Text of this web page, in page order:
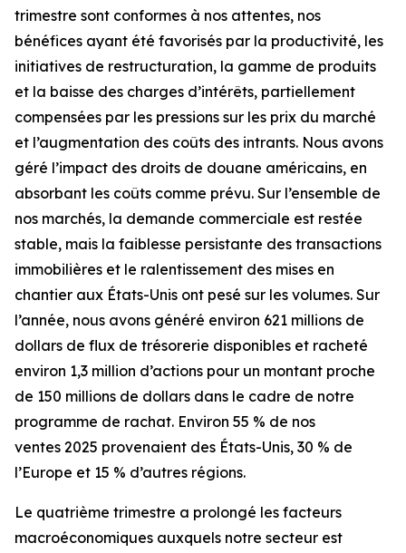
trimestre sont conformes à nos attentes, nos
bénéfices ayant été favorisés par la productivité, les
initiatives de restructuration, la gamme de produits
et la baisse des charges d’intérêts, partiellement
compensées par les pressions sur les prix du marché
et l’augmentation des coûts des intrants. Nous avons
géré l’impact des droits de douane américains, en
absorbant les coûts comme prévu. Sur l’ensemble de
nos marchés, la demande commerciale est restée
stable, mais la faiblesse persistante des transactions
immobilières et le ralentissement des mises en
chantier aux États-Unis ont pesé sur les volumes. Sur
l’année, nous avons généré environ 621 millions de
dollars de flux de trésorerie disponibles et racheté
environ 1,3 million d’actions pour un montant proche
de 150 millions de dollars dans le cadre de notre
programme de rachat. Environ 55 % de nos
ventes 2025 provenaient des États-Unis, 30 % de
l’Europe et 15 % d’autres régions.
Le quatrième trimestre a prolongé les facteurs
macroéconomiques auxquels notre secteur est